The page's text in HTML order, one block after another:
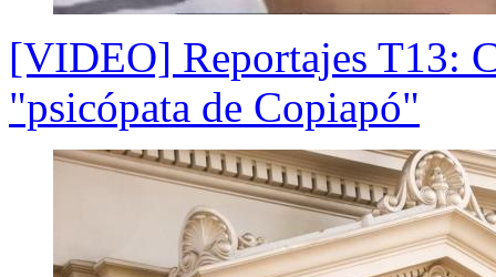
[VIDEO] Reportajes T13:
"psicópata de Copiapó"